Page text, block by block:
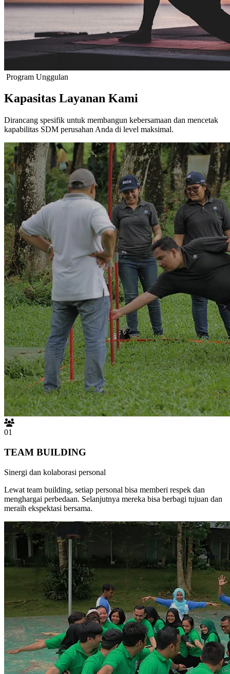
Program Unggulan
Kapasitas Layanan Kami
Dirancang spesifik untuk membangun kebersamaan dan mencetak
kapabilitas SDM perusahan Anda di level maksimal.
01
TEAM BUILDING
Sinergi dan kolaborasi personal
Lewat team building, setiap personal bisa memberi respek dan
menghargai perbedaan. Selanjutnya mereka bisa berbagi tujuan dan
meraih ekspektasi bersama.